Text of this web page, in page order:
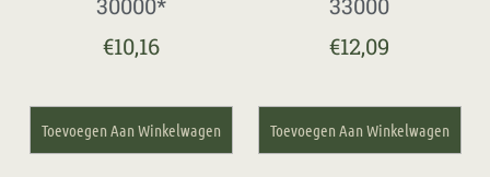
30000*
€10,16
Toevoegen Aan Winkelwagen
33000
€12,09
Toevoegen Aan Winkelwagen